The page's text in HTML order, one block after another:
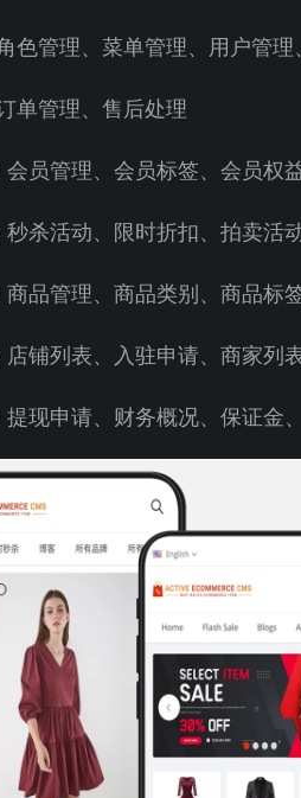
色管理、菜单管理、用户管理、
单管理、售后处理
员管理、会员标签、会员权
杀活动、限时折扣、拍卖活
品管理、商品类别、商品标签
铺列表、入驻申请、商家列
提现申请、财务概况、保证金